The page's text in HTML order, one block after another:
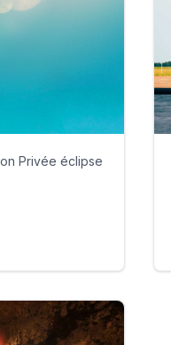
Privée éclipse